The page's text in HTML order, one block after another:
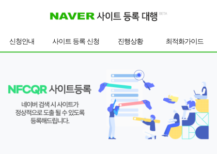
신청안내 사이트 등록 신청 진행상황 최적화가이드